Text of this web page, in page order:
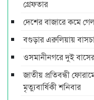
গ্রেফতার
দেশের বাজারে কমে গেল
বগুড়ার এরুলিয়ায়
ওসমানীনগরে দুই
জাতীয় প্রতিবন্ধী
মৃত্যুবার্ষিকী শনিবার